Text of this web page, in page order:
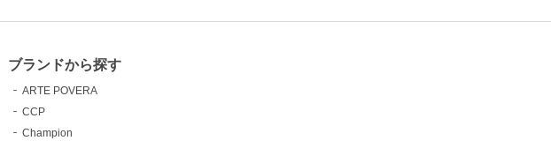
ブランドから探す
ARTE POVERA
CCP
Champion